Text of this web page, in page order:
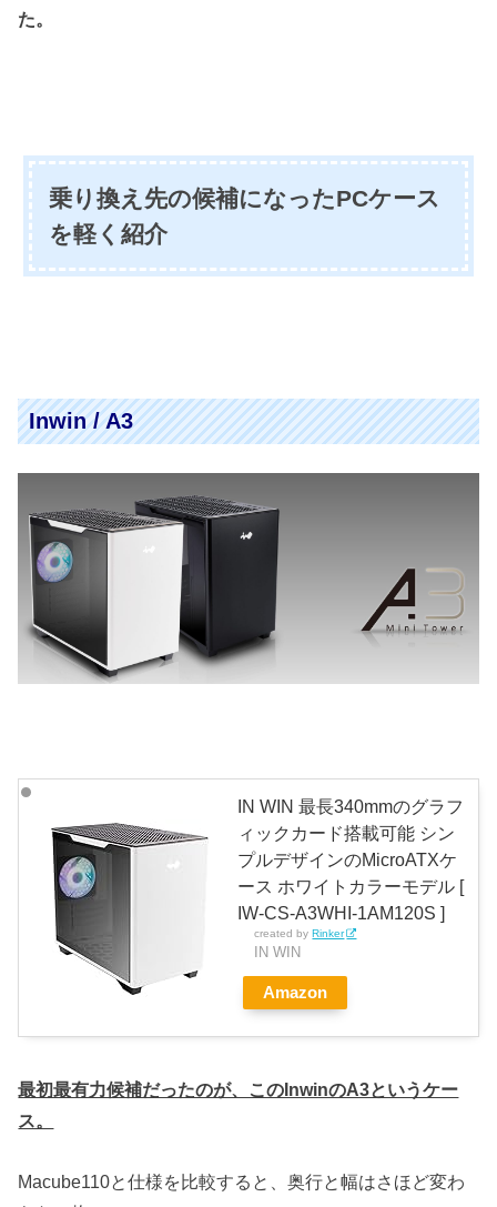
た。
乗り換え先の候補になったPCケース
を軽く紹介
Inwin / A3
IN WIN 最長340mmのグラフ
ィックカード搭載可能 シン
プルデザインのMicroATXケ
ース ホワイトカラーモデル [
IW-CS-A3WHI-1AM120S ]
created byRinker
IN WIN
Amazon
最初最有力候補だったのが、このInwinのA3というケー
ス。
Macube110と仕様を比較すると、奥行と幅はさほど変わ